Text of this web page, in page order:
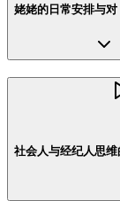
姥姥的日常安排与
社会人与经纪人思